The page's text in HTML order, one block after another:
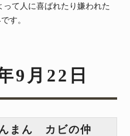
て人に喜ばれたり嫌われた
す。
9月22日
んまん カビの仲